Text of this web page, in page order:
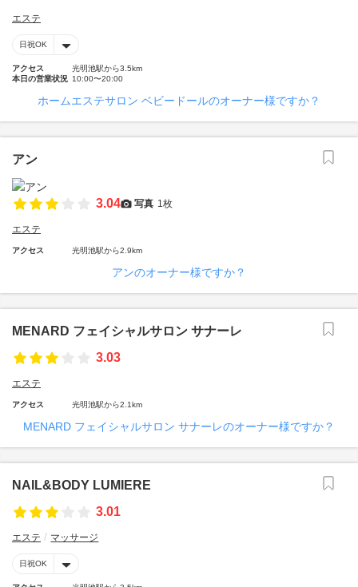
エステ
日祝OK
アクセス
光明池駅から3.5km
本日の営業状況 10:00〜20:00
ホームエステサロン ベビードールのオーナー様ですか？
アン
3.04 写真 1枚
エステ
アクセス 光明池駅から2.9km
アンのオーナー様ですか？
MENARD フェイシャルサロン サナーレ
3.03
エステ
アクセス 光明池駅から2.1km
MENARD フェイシャルサロン サナーレのオーナー様ですか？
NAIL&BODY LUMIERE
3.01
エステ マッサージ
日祝OK